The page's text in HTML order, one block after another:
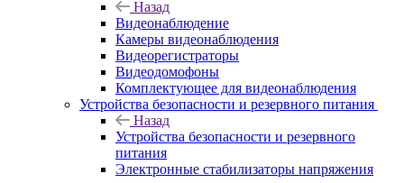
Назад
Видеонаблюдение
Камеры видеонаблюдения
Видеорегистраторы
Видеодомофоны
Комплектующее для видеонаблюдения
Устройства безопасности и резервного питания
Назад
Устройства безопасности и резервного
питания
Электронные стабилизаторы напряжения